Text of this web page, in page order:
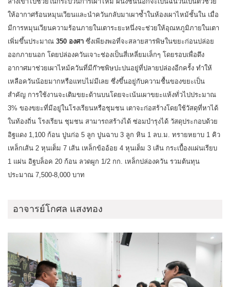
ให้อากาศร้อนหมุนเวียนและนำควันกลับมาเผาซ้ำในห้องเผาไหม้ชั้นใน เมื่อ
มีการหมุนเวียนความร้อนภายในเตาระยะหนึ่งจะช่วยให้อุณหภูมิภายในเตา
เพิ่มขึ้นประมาณ 350 องศา ซึ่งเพียงพอที่จะสลายสารพิษในขยะก่อนปล่อย
ออกภายนอก โดยปล่องควันเจาะช่องเป็นสี่เหลี่ยมเล็กๆ โดยรอบเพื่อดึง
อากาศมาช่วยเผาไหม้ควันที่มีก๊าซพิษปะปนอยู่ที่ปลายปล่องอีกครั้ง ทำให้
เหลือควันน้อยมากหรือแทบไม่มีเลย ซึ่งขึ้นอยู่กับความชื้นของขยะเป็น
สำคัญ การใช้งานจะเติมขยะด้านบนโดยจะเน้นเผาขยะแห้งทั่วไปประมาณ
3% ของขยะที่มีอยู่ในโรงเรียนหรือชุมชน เตาจะก่อสร้างโดยใช้วัสดุที่หาได้
ในท้องถิ่น โรงเรียน ชุมชน สามารถสร้างได้ ซ่อมบำรุงได้ วัสดุประกอบด้วย
อิฐแดง 1,100 ก้อน ปูนก่อ 5 ลูก ปูนฉาบ 3 ลูก หิน 1 ลบ.ม. ทรายหยาบ 1 คิว
เหล็กเส้น 2 หุนเต็ม 7 เส้น เหล็กข้ออ้อย 4 หุนเต็ม 3 เส้น กระเบื้องแผ่นเรียบ
1 แผ่น อิฐบล็อค 20 ก้อน ลวดผูก 1/2 กก. เหล็กปล่องควัน รวมต้นทุน
ประมาณ 7,500-8,000 บาท
อาจารย์โกศล แสงทอง